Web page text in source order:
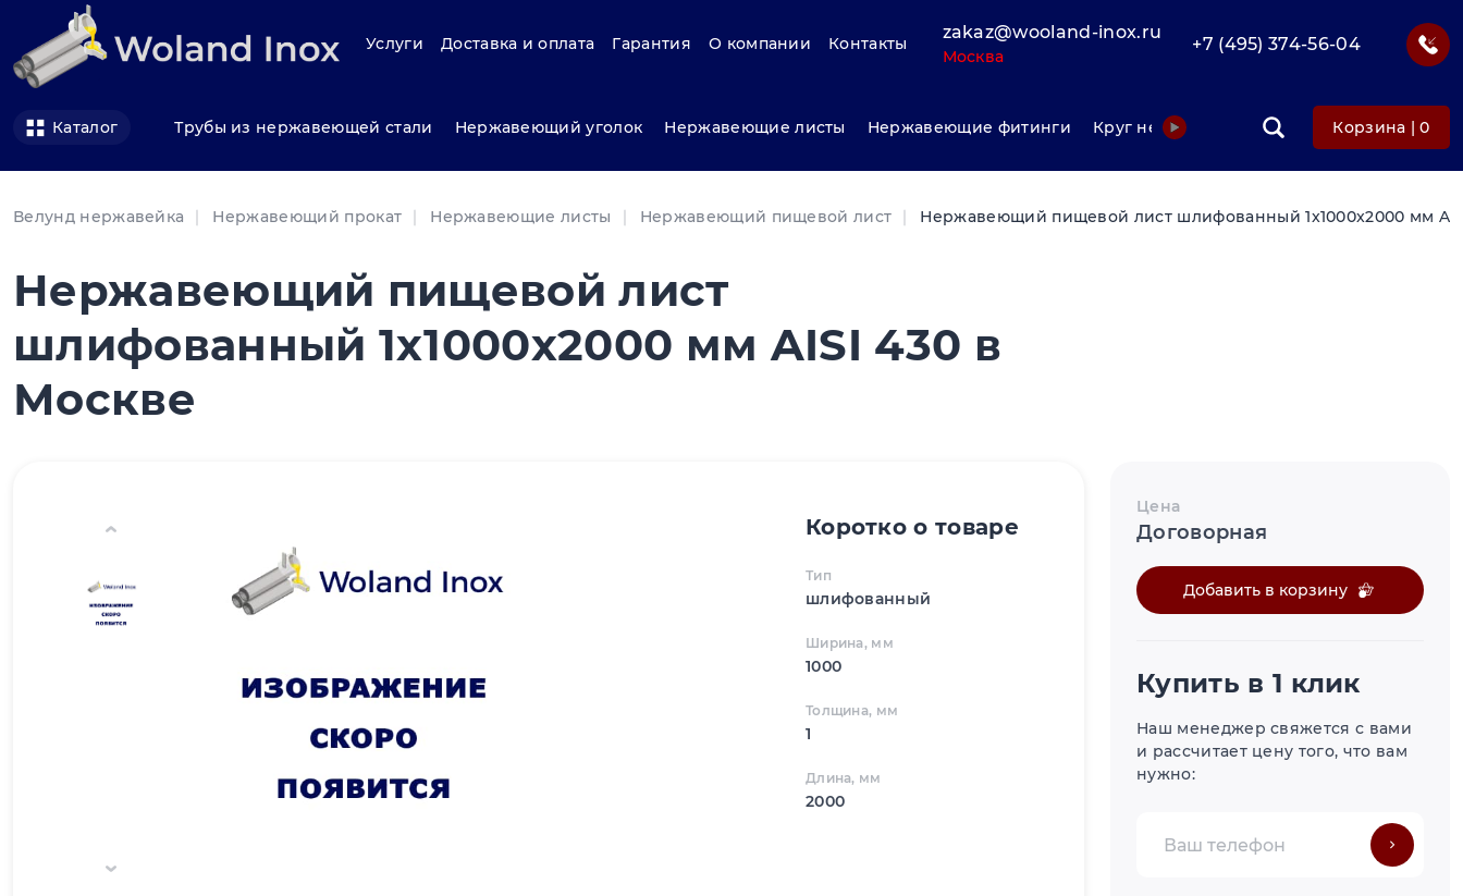
Услуги Доставка и оплата Гарантия О компании Контакты
zakaz@wooland-inox.ru
Москва
+7 (495) 374-56-04
Каталог Трубы из нержавеющей стали Нержавеющий уголок Нержавеющие листы Нержавеющие фитинги Круг нержавеющий ФольгаКорзина |0
Велунд нержавейка Нержавеющий прокат Нержавеющие листы Нержавеющий пищевой лист Нержавеющий пищевой лист шлифованный 1x1000x2000 мм
Нержавеющий пищевой лист
шлифованный 1x1000x2000 мм AISI 430 в
Москве
Коротко о товаре
Тип
шлифованный
Ширина, мм
1000
Толщина, мм
1
Длина, мм
2000
Цена
Договорная
Добавить в корзину
Купить в 1 клик
Наш менеджер свяжется с вами
и рассчитает цену того, что вам
нужно: